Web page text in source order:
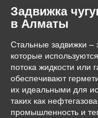
Задвижка
в Алматы
Стальные задвижки –
которые
потока жидкости или
обеспечивают
их идеальными для
таких как
промышленность и